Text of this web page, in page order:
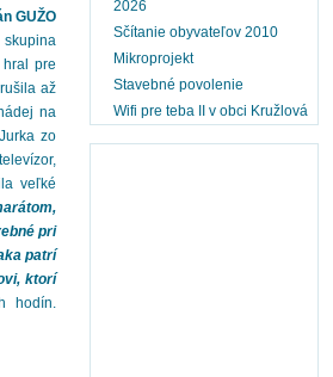
GUŽO
pre
až
na
zo
veľké
pri
patrí
ktorí
hodín.
2026
Sčítanie obyvateľov 2010
Mikroprojekt
Stavebné povolenie
Wifi pre teba II v obci Kružlová